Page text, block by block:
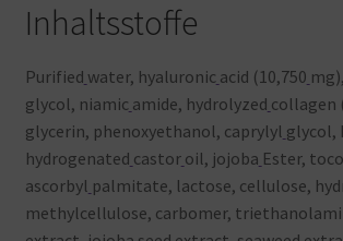
Inhaltsstoffe
Purified water, hyaluronic acid (10,750
glycol, niamic amide, hydrolyzed collagen
glycerin, phenoxyethanol, caprylyl glycol,
hydrogenated castor oil, jojoba Ester,
ascorbyl palmitate, lactose, cellulose,
methylcellulose, carbomer,